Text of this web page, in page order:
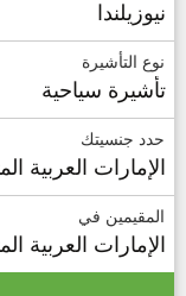
نيوزيلندا
نوع التأشيرة
تأشيرة سياحية
حدد جنسيتك
الإمارات العربية
المقيمين في
الإمارات العربية